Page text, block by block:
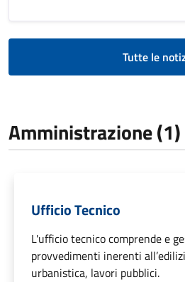
Tutte le
Amministrazione (1)
Ufficio Tecnico
L'ufficio tecnico comprende e
provvedimenti inerenti
urbanistica, lavori pubblici.